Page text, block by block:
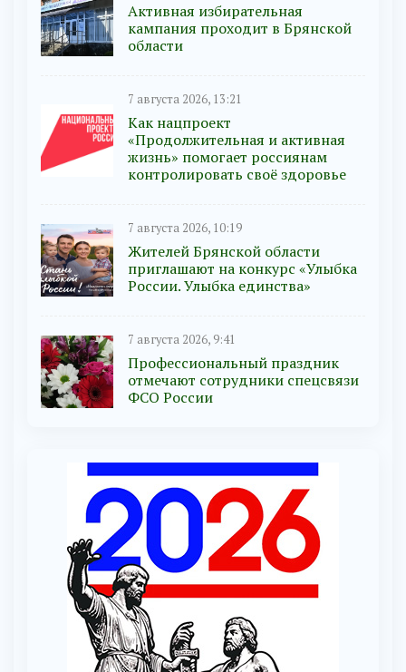
Активная избирательная
кампания проходит в Брянской
области
7 августа 2026, 13:21
Как нацпроект
«Продолжительная и активная
жизнь» помогает россиянам
контролировать своё здоровье
7 августа 2026, 10:19
Жителей Брянской области
приглашают на конкурс «Улыбка
России. Улыбка единства»
7 августа 2026, 9:41
Профессиональный праздник
отмечают сотрудники спецсвязи
ФСО России